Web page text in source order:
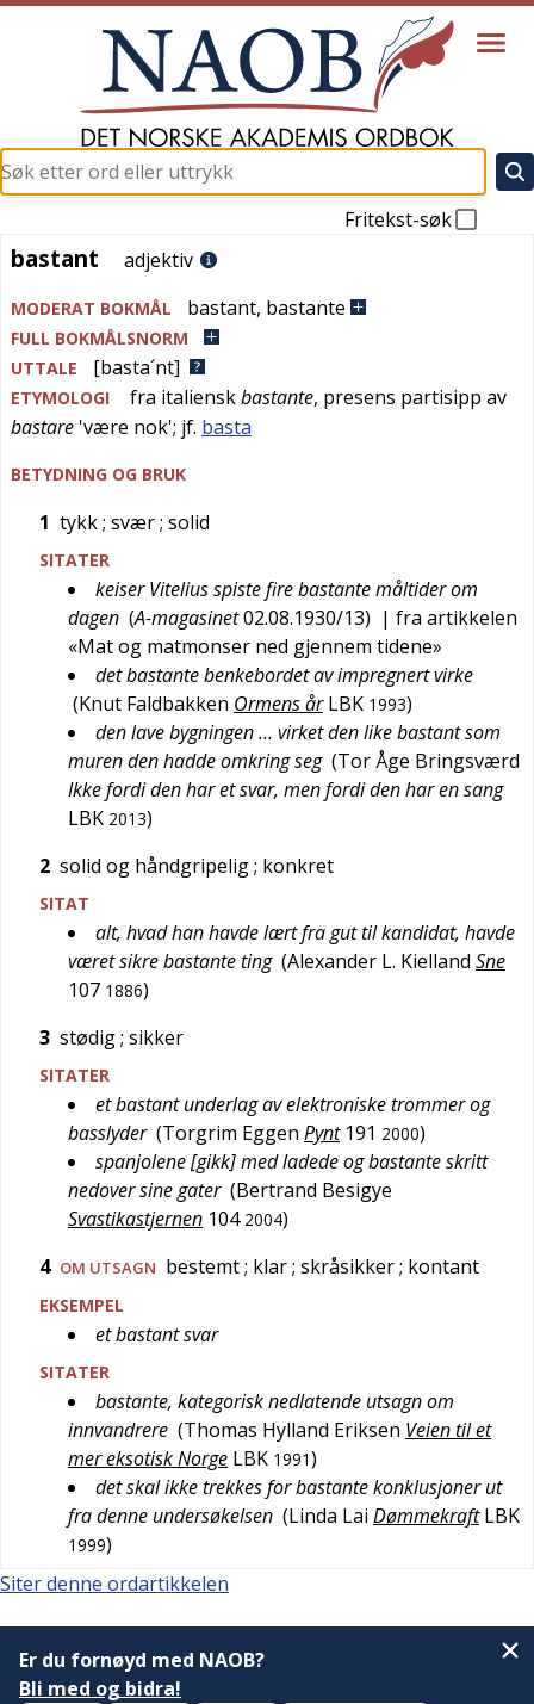
Fritekst-søk
bastant
bastant adjektiv
MODERAT BOKMÅL bastant, bastante
FULL BOKMÅLSNORM
UTTALE
[basta´nt]
ETYMOLOGI fra italienskbastante, presens partisipp av
bastare 'være nok'; jf. basta
BETYDNING OG BRUK
1 tykk; svær; solid
SITATER
keiser Vitelius spiste fire bastante måltider om
dagen (A-magasinet02.08.1930/13) | fra artikkelen
«Mat og matmonser ned gjennem tidene»
det bastante benkebordet av impregnert virke
(Knut Faldbakken Ormens år LBK 1993)
den lave bygningen … virket den like bastant som
muren den hadde omkring seg (Tor Åge Bringsværd
Ikke fordi den har et svar, men fordi den har en sang
LBK 2013)
2 solid og håndgripelig; konkret
SITAT
alt, hvad han havde lært fra gut til kandidat, havde
været sikre bastante ting (Alexander L. Kielland Sne
107 1886)
3 stødig; sikker
SITATER
et bastant underlag av elektroniske trommer og
basslyder (Torgrim Eggen Pynt 191 2000)
spanjolene [gikk] med ladede og bastante skritt
nedover sine gater (Bertrand Besigye
Svastikastjernen 104 2004)
4 OM UTSAGN bestemt; klar; skråsikker; kontant
EKSEMPEL
et bastant svar
SITATER
bastante, kategorisk nedlatende utsagn om
innvandrere (Thomas Hylland Eriksen Veien til et
mer eksotisk Norge LBK 1991)
det skal ikke trekkes for bastante konklusjoner ut
fra denne undersøkelsen (Linda Lai Dømmekraft LBK
1999)
Siter denne ordartikkelen
Er du fornøyd med NAOB?
Bli med og bidra!